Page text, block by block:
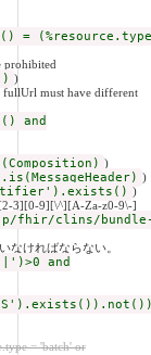
= (%resource.type
prohibited
)
must have different
and
)
)
)
3][0-9][\^][A-Za-z0-9\-]
fhir/clins/
なければならない。
and
= 'batch' or